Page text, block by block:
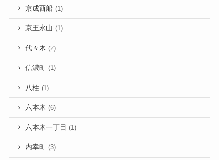
京成西船 (1)
京王永山 (1)
代々木 (2)
信濃町 (1)
八柱 (1)
六本木 (6)
六本木一丁目 (1)
内幸町 (3)